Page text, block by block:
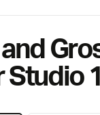
Studio